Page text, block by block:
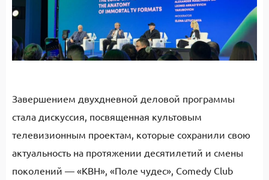
Завершением двухдневной деловой программы
стала дискуссия, посвященная культовым
телевизионным проектам, которые сохранили свою
актуальность на протяжении десятилетий и смены
поколений — «КВН», «Поле чудес», Comedy Club